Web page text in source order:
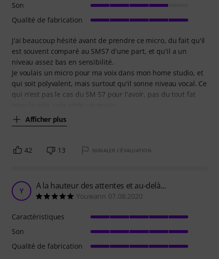
J'ai beaucoup hésité avant de prendre ce micro, du fait qu'il
est souvent comparé au SM57 d'une part, et qu'il a un
niveau assez bas en sensibilité.
Je voulais un micro pour ma voix dans mon home studio, et
qui soit polyvalent, mais surtout qu'il sonne niveau vocal. Ce
qui n'est pas le cas du SM 57 pour l'avoir, pas du tout fat
Afficher plus
Son
Qualité de fabrication
42 13 SIGNALER L'ÉVALUATION
Y A la hauteur des attentes et au-delà...
Youwann 07.08.2020
Caractéristiques
Son
Qualité de fabrication